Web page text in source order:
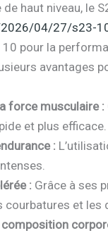
haut niveau, le
04/27/s23-
pour la
avantages
force musculaire :
et plus efficace.
:
: Grâce à ses
courbatures et les